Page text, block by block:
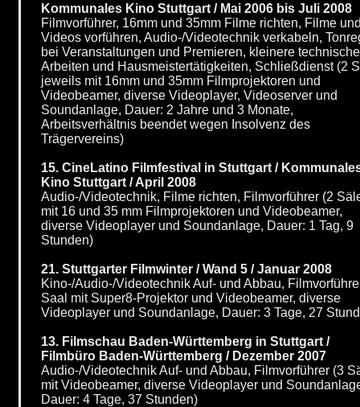
Kommunales Kino Stuttgart / Mai 2006 bis Juli 2008
Filmvorführer, 16mm und 35mm Filme richten, Filme
Videos vorführen, Audio-/Videotechnik verkabeln,
bei Veranstaltungen und Premieren, kleinere technische
Arbeiten und Hausmeistertätigkeiten, Schließdienst (2
jeweils mit 16mm und 35mm Filmprojektoren und
Videobeamer, diverse Videoplayer, Videoserver und
Soundanlage, Dauer: 2 Jahre und 3 Monate,
Arbeitsverhältnis beendet wegen Insolvenz des
Trägervereins)
15. CineLatino Filmfestival in Stuttgart /
Kino Stuttgart / April 2008
Audio-/Videotechnik, Filme richten, Filmvorführer (2
mit 16 und 35 mm Filmprojektoren und Videobeamer,
diverse Videoplayer und Soundanlage, Dauer: 1 Tag, 9
Stunden)
21. Stuttgarter Filmwinter / Wand 5 / Januar 2008
Kino-/Audio-/Videotechnik Auf- und Abbau,
Saal mit Super8-Projektor und Videobeamer, diverse
Videoplayer und Soundanlage, Dauer: 3 Tage, 27
13. Filmschau Baden-Württemberg in Stuttgart /
Filmbüro Baden-Württemberg / Dezember 2007
Audio-/Videotechnik Auf- und Abbau, Filmvorführer (3
mit Videobeamer, diverse Videoplayer und
Dauer: 4 Tage, 37 Stunden)